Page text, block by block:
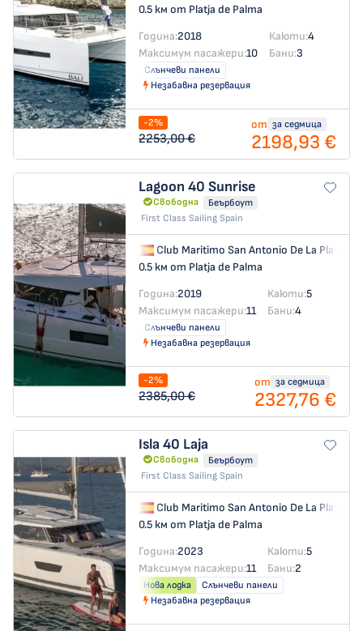
0.5 км от Platja de Palma
Година:2018 Каюти:4
Максимум пасажери:10 Бани:3
Слънчеви панели
Незабавна резервация
-2%
2253,00 €
от за седмица
2198,93 €
Lagoon 40 Sunrise
Свободна
Беърбоут
First Class Sailing Spain
Club Maritimo San Antonio De La Playa
0.5 км от Platja de Palma
Година:2019 Каюти:5
Максимум пасажери:11 Бани:4
Слънчеви панели
Незабавна резервация
-2%
2385,00 €
от за седмица
2327,76 €
Isla 40 Laja
Свободна
Беърбоут
First Class Sailing Spain
Club Maritimo San Antonio De La Playa
0.5 км от Platja de Palma
Година:2023 Каюти:5
Максимум пасажери:11 Бани:2
Нова лодка
Слънчеви панели
Незабавна резервация